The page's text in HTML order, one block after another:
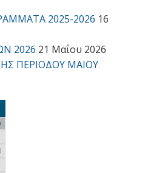
2025-2026 16
2026 21 Μαΐου 2026
ΠΕΡΙΟΔΟΥ ΜΑΙΟΥ